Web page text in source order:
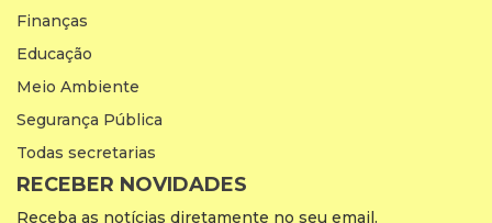
Finanças
Educação
Meio Ambiente
Segurança Pública
Todas secretarias
RECEBER NOVIDADES
Receba as notícias diretamente no seu email.